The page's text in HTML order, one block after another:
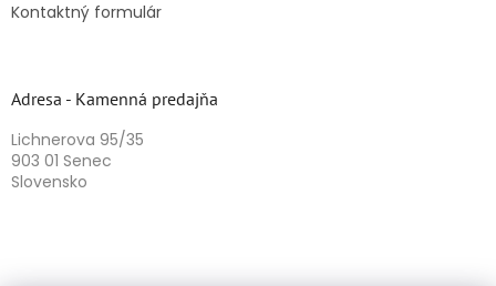
Kontaktný formulár
Adresa - Kamenná predajňa
Lichnerova 95/35
903 01 Senec
Slovensko